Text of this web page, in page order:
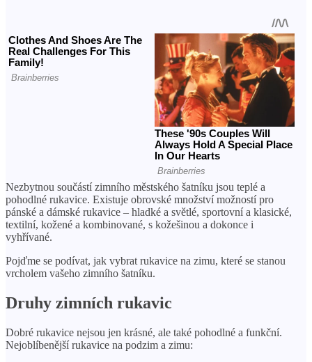
Nezbytnou součástí zimního městského šatníku jsou teplé a
pohodlné rukavice. Existuje obrovské množství možností pro
pánské a dámské rukavice – hladké a světlé, sportovní a klasické,
textilní, kožené a kombinované, s kožešinou a dokonce i
vyhřívané.
Pojďme se podívat, jak vybrat rukavice na zimu, které se stanou
vrcholem vašeho zimního šatníku.
Druhy zimních rukavic
Dobré rukavice nejsou jen krásné, ale také pohodlné a funkční.
Nejoblíbenější rukavice na podzim a zimu: